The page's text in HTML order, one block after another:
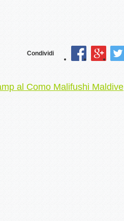
Condividi
al Como Malifushi Maldive